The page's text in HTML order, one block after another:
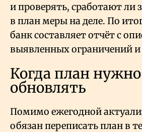
и проверять, сработают ли
в план меры на деле. По
банк составляет отчёт с
выявленных ограничений и
Когда план нужно
обновлять
Помимо ежегодной
обязан переписать план в